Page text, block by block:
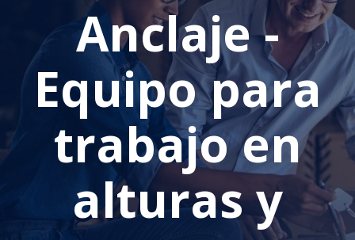
Anclaje -
Equipo para
trabajo en
alturas y